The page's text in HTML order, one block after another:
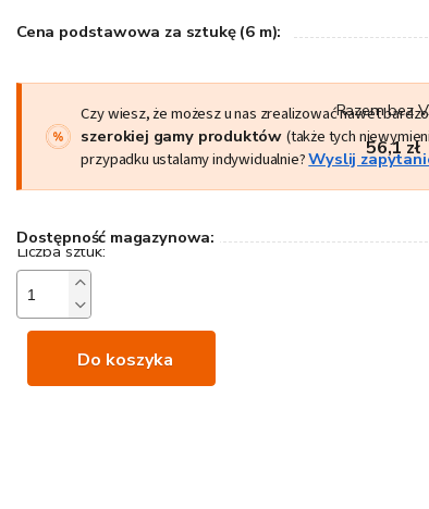
Cena podstawowa za sztukę (6 m):
Czy wiesz, że możesz u nas zrealizować nawet
szerokiej gamy produktów (także tych
przypadku ustalamy indywidualnie?Wyslij
Dostępność magazynowa:
Do koszyka
Razem bez
56,1 zł